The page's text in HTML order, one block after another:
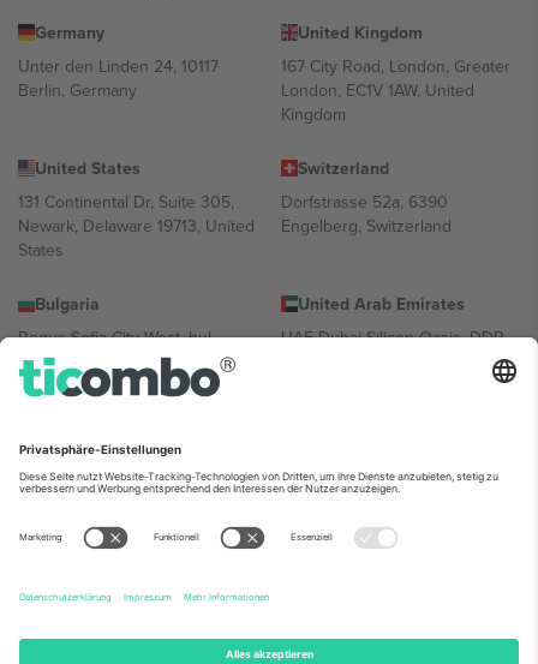
Germany
Unter den Linden 24, 10117
Berlin, Germany
United Kingdom
167 City Road, London, Greater
London, EC1V 1AW, United
Kingdom
United States
131 Continental Dr, Suite 305,
Newark, Delaware 19713, United
States
Switzerland
Dorfstrasse 52a, 6390
Engelberg, Switzerland
Bulgaria
Regus Sofia City West, bul
Totleben 53-55, 1606 Sofia,
Bulgaria
United Arab Emirates
UAE Dubai Silicon Oasis, DDP
Building A1, Office 302, Dubai,
Mexico
Av Chapultepec 360, Roma
Norte, Cuauhtémoc, 06700
Ciudad de México, CDMX,
Mexico
Die juristische Person des Plattformanbieters kann je nach
Informationen finden Sie auf der jeweiligen Veranstaltungsseite, im